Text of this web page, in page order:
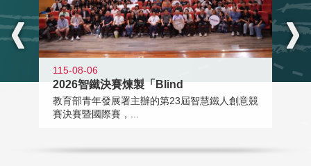
115-08-06
2026智鐵決賽煉製「Blind
教育部青年發展署主辦的第23屆智慧鐵人創意競
賽決賽暨國際賽，...